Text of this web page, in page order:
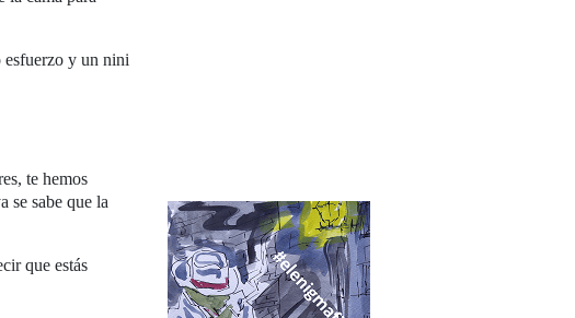
esfuerzo y un nini
te hemos
se sabe que la
que estás